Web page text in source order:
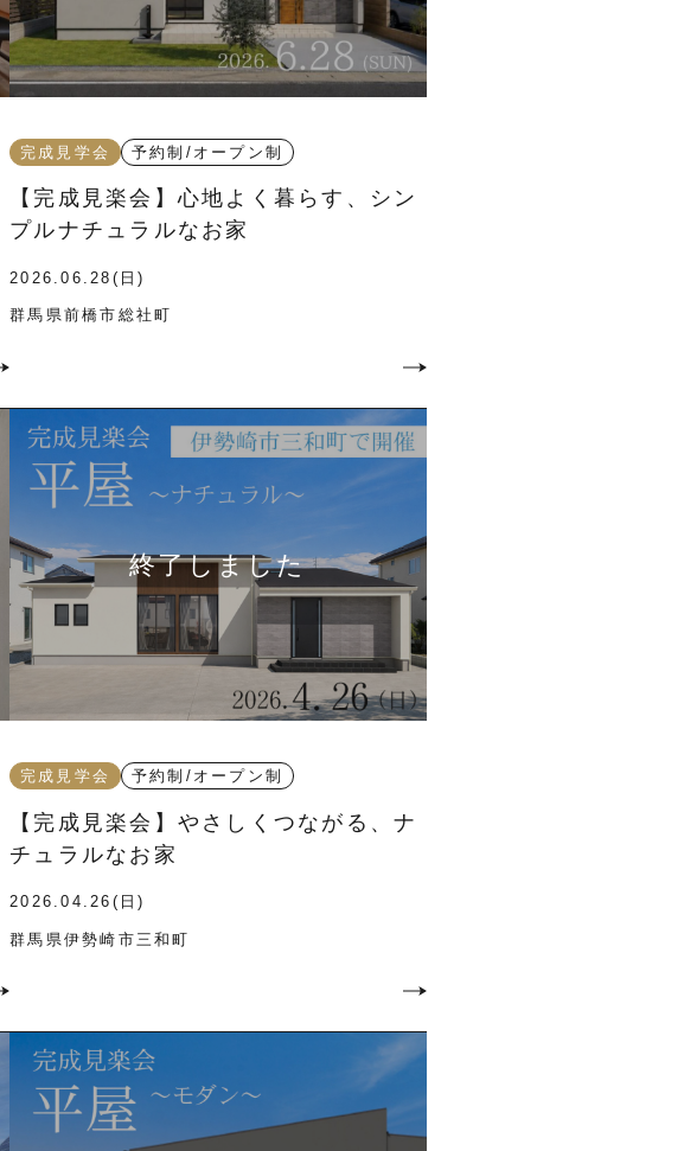
完成見学会 予約制/オープン制
【完成見楽会】心地よく暮らす、シン
プルナチュラルなお家
2026.06.28(日)
群馬県前橋市総社町
完成見学会 予約制/オープン制
【完成見楽会】やさしくつながる、ナ
チュラルなお家
2026.04.26(日)
群馬県伊勢崎市三和町